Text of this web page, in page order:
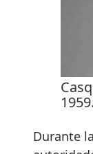
1959.
Durante